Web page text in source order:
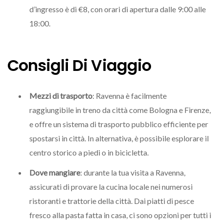
d’ingresso è di €8, con orari di apertura dalle 9:00 alle
18:00.
Consigli Di Viaggio
Mezzi di trasporto: Ravenna è facilmente
raggiungibile in treno da città come Bologna e Firenze,
e offre un sistema di trasporto pubblico efficiente per
spostarsi in città. In alternativa, è possibile esplorare il
centro storico a piedi o in bicicletta.
Dove mangiare: durante la tua visita a Ravenna,
assicurati di provare la cucina locale nei numerosi
ristoranti e trattorie della città. Dai piatti di pesce
fresco alla pasta fatta in casa, ci sono opzioni per tutti i